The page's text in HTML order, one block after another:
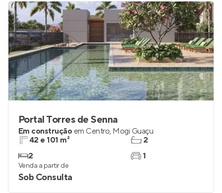
Portal Torres de Senna
Em construção em Centro, Mogi Guaçu
42 e 101 m²
2
2
1
Venda a partir de
Sob Consulta